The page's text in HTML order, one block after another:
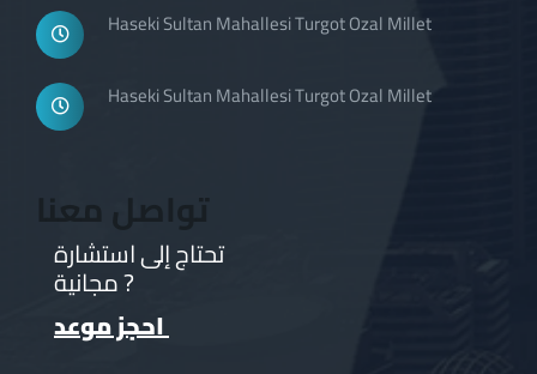
Haseki Sultan Mahallesi Turgot Ozal Millet
Haseki Sultan Mahallesi Turgot Ozal Millet
تواصل معنا
تحتاج إلى استشارة
مجانية ?
احجز موعد